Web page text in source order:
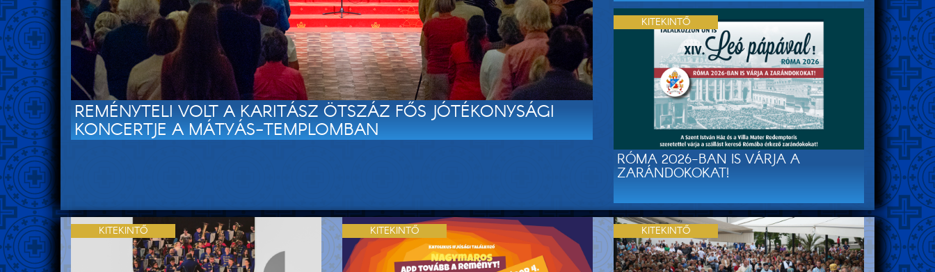
REMÉNYTELI VOLT A KARITÁSZ ÖTSZÁZ FŐS JÓTÉKONYSÁGI
KONCERTJE A MÁTYÁS-TEMPLOMBAN
RÓMA 2026-BAN IS VÁRJA A
ZARÁNDOKOKAT!
KITEKINTŐ
KITEKINTŐ KITEKINTŐ KITEKINTŐ